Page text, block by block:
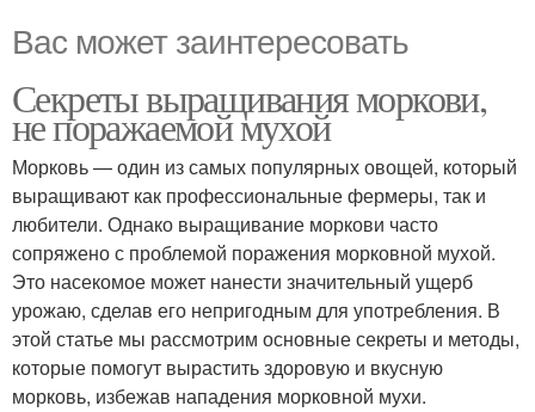
Вас может заинтересовать
Секреты выращивания моркови,
не поражаемой мухой
Морковь — один из самых популярных овощей, который
выращивают как профессиональные фермеры, так и
любители. Однако выращивание моркови часто
сопряжено с проблемой поражения морковной мухой.
Это насекомое может нанести значительный ущерб
урожаю, сделав его непригодным для употребления. В
этой статье мы рассмотрим основные секреты и методы,
которые помогут вырастить здоровую и вкусную
морковь, избежав нападения морковной мухи.